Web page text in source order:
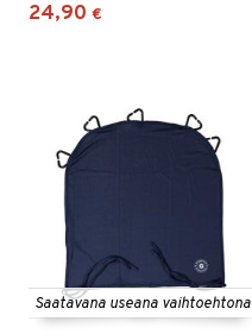
24,90 €
Saatavana useana vaihtoehtona